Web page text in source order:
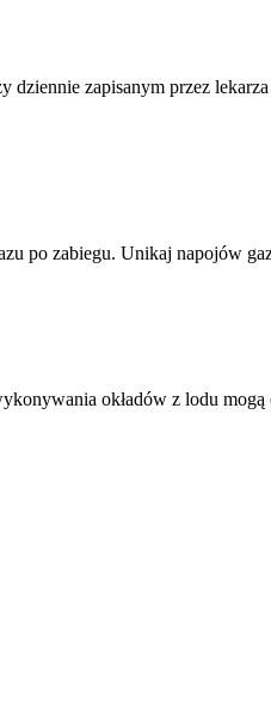
dziennie zapisanym przez
po zabiegu. Unikaj napojów
okładów z lodu